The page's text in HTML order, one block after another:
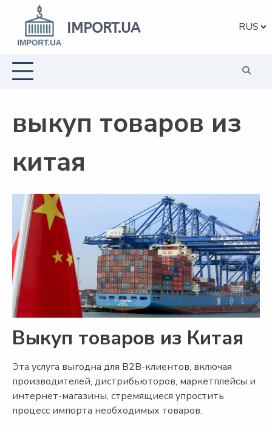
Перейти
содержанию
IMPORT.UA
выкуп товаров из
китая
Выкуп товаров из Китая
Эта услуга выгодна для B2B-клиентов, включая
производителей, дистрибьюторов, маркетплейсы и
интернет-магазины, стремящиеся упростить
процесс импорта необходимых товаров.